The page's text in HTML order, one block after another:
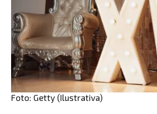
Foto: Getty (Ilustrativa)